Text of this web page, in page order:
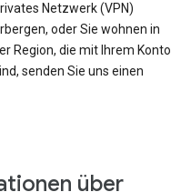
Netzwerk (VPN)
oder Sie wohnen in
Region, die mit Ihrem Konto
senden Sie uns einen
über